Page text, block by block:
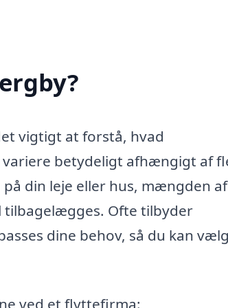
vigtigt at forstå, hvad
betydeligt afhængigt af
din leje eller hus, mængden af
tilbagelægges. Ofte tilbyder
dine behov, så du kan
ved et flyttefirma: